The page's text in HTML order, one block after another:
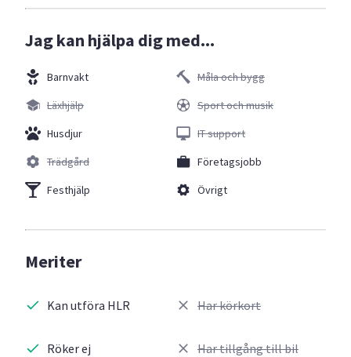
Jag kan hjälpa dig med...
Barnvakt
Läxhjälp
Husdjur
Trädgård
Festhjälp
Måla och bygg
Sport och musik
IT support
Företagsjobb
Övrigt
Meriter
Kan utföra HLR
Röker ej
Har körkort
Har tillgång till bil